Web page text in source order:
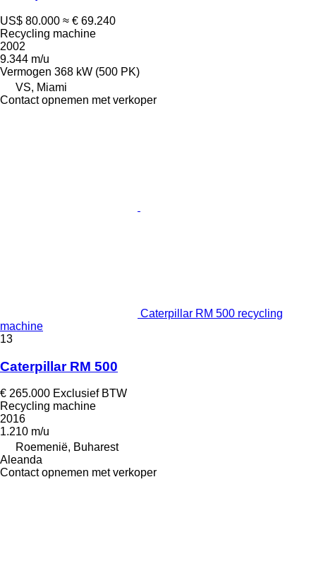
US$ 80.000 ≈ € 69.240
Recycling machine
2002
9.344 m/u
Vermogen 368 kW (500 PK)
VS, Miami
Contact opnemen met verkoper
Caterpillar RM 500 recycling
machine
13
Caterpillar RM 500
€ 265.000 Exclusief BTW
Recycling machine
2016
1.210 m/u
Roemenië, Buharest
Aleanda
Contact opnemen met verkoper